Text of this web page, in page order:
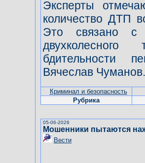
Эксперты
количество ДТП
Это связано с
бдительности
Вячеслав Чуманов.
Криминал и безопасность
Рубрика
05-06-2026
Мошенники пытаются
Вести